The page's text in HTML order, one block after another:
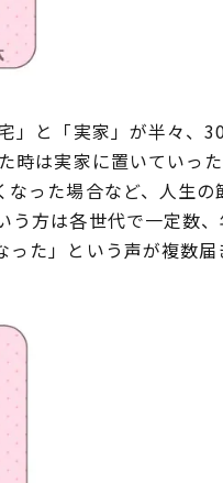
」と「実家」が半々、
時は実家に置いていっ
った場合など、人生の
う方は各世代で一定数
った」という声が複数届